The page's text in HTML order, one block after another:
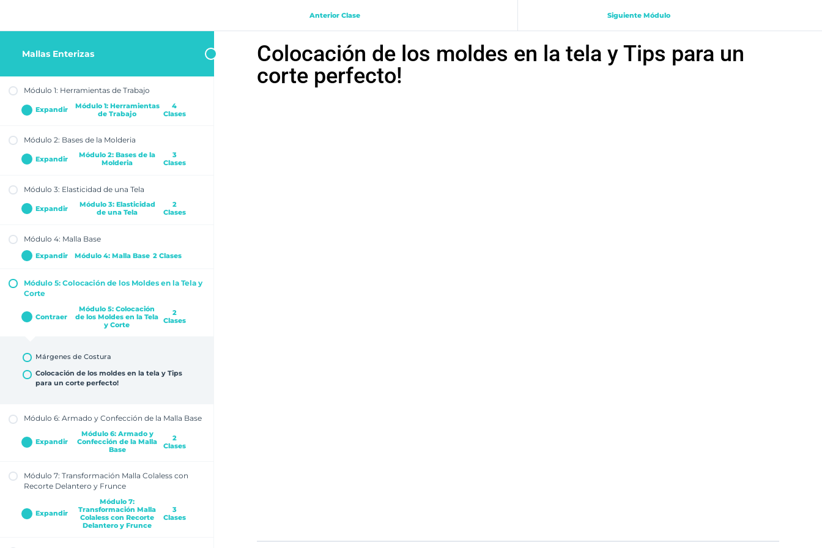
Mallas Enterizas
Módulo 1: Herramientas de Trabajo
Expandir
Módulo 1: Herramientas
de Trabajo
4
Clases
Moldes
para tu malla?
Módulo 2: Bases de la Molderia
Expandir
Módulo 2: Bases de la
Molderia
3
Clases
mallas personalizadas?
Cuerpo Base para Tejido de Punto
Módulo 3: Elasticidad de una Tela
Expandir
Módulo 3: Elasticidad
de una Tela
2
Clases
Grados de Elasticidad:¿Cómo calcular el
porcentaje de elasticidad de una tela?
rebote según su elasticidad
Módulo 4: Malla Base
Expandir Módulo 4: Malla Base 2 Clases
Trazado de la Malla Entera: Trasero
Trazado de la Malla Entera: Delantero
Módulo 5: Colocación de los Moldes en la Tela y
Corte
Contraer
Módulo 5: Colocación
de los Moldes en la Tela
y Corte
2
Clases
Márgenes de Costura
Colocación de los moldes en la tela y Tips
para un corte perfecto!
Módulo 6: Armado y Confección de la Malla Base
Expandir
Módulo 6: Armado y
Confección de la Malla
Base
2
Clases
Elastizado y Terminaciones
Armado y Confección
Módulo 7: Transformación Malla Colaless con
Recorte Delantero y Frunce
Expandir
Módulo 7:
Transformación Malla
Colaless con Recorte
Delantero y Frunce
3
Clases
Anterior Clase Siguiente Módulo
Colocación de los moldes en la tela y Tips para un
corte perfecto!